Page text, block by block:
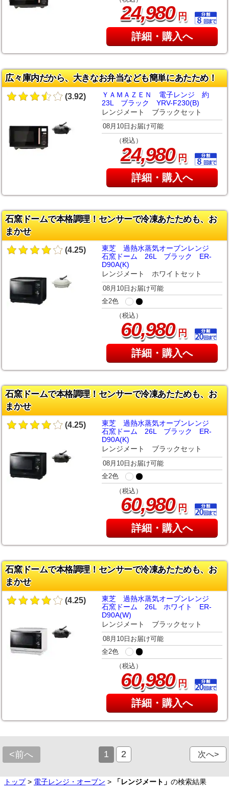
24,980円
詳細・購入へ
広々庫内だから、大きなお弁当なども簡単にあたため！
(3.92)
ＹＡＭＡＺＥＮ 電子レンジ 約
23L ブラック YRV-F230(B)
レンジメート ブラックセット
08月10日お届け可能
（税込）
24,980円
詳細・購入へ
石窯ドームで本格調理！センサーで冷凍あたためも、お
まかせ
(4.25)
東芝 過熱水蒸気オーブンレンジ
石窯ドーム 26L ブラック ER-
D90A(K)
レンジメート ホワイトセット
08月10日お届け可能
全2色
（税込）
60,980円
詳細・購入へ
石窯ドームで本格調理！センサーで冷凍あたためも、お
まかせ
(4.25)
東芝 過熱水蒸気オーブンレンジ
石窯ドーム 26L ブラック ER-
D90A(K)
レンジメート ブラックセット
08月10日お届け可能
全2色
（税込）
60,980円
詳細・購入へ
石窯ドームで本格調理！センサーで冷凍あたためも、お
まかせ
(4.25)
東芝 過熱水蒸気オーブンレンジ
石窯ドーム 26L ホワイト ER-
D90A(W)
レンジメート ブラックセット
08月10日お届け可能
全2色
（税込）
60,980円
詳細・購入へ
<前へ 1 2 次へ>
トップ> 電子レンジ・オーブン > 「レンジメート」 の検索結果